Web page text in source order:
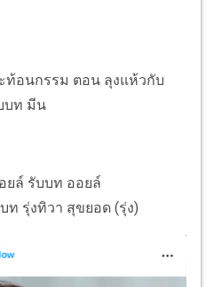
ท้อนกรรม ตอน ลุงแห้วกับ
บท มีน
ยล์ รับบท ออยล์
รุ่งทิวา สุขยอด (รุ่ง)